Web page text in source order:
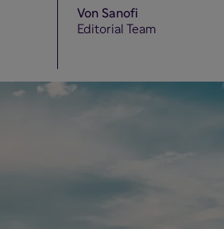
Von Sanofi
Editorial Team